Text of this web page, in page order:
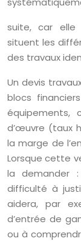
suite, car elle
situent les
des travaux
Un devis
blocs
équipements,
d’œuvre (taux
la marge de
Lorsque cette
la demander :
difficulté à
aidera, par
d’entrée de
ou à